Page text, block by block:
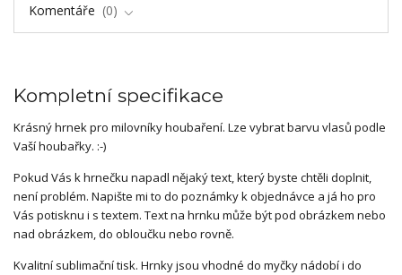
Komentáře
0
Kompletní specifikace
Krásný hrnek pro milovníky houbaření. Lze vybrat barvu vlasů podle
Vaší houbařky. :-)
Pokud Vás k hrnečku napadl nějaký text, který byste chtěli doplnit,
není problém. Napište mi to do poznámky k objednávce a já ho pro
Vás potisknu i s textem. Text na hrnku může být pod obrázkem nebo
nad obrázkem, do obloučku nebo rovně.
Kvalitní sublimační tisk. Hrnky jsou vhodné do myčky nádobí i do